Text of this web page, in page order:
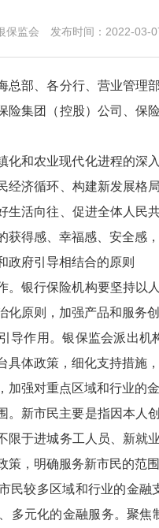
保监会 发布时间：2022-
总部、各分行、营业管理
险集团（控股）公司、保
化和农业现代化进程的深
经济循环、构建新发展格
生活向往、促进全体人民
获得感、幸福感、安全感
政府引导相结合的原则
。银行保险机构要坚持
化原则，加强产品和服务
导作用。银保监会派出
具体政策，细化支持措施
加强对重点区域和行业的
。新市民主要是指因本
限于进城务工人员、新就
策，明确服务新市民的范
民较多区域和行业的金
多元化的金融服务。聚